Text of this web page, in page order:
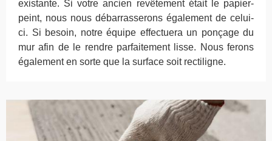
existante. Si votre ancien revêtement était le papier-
peint, nous nous débarrasserons également de celui-
ci. Si besoin, notre équipe effectuera un ponçage du
mur afin de le rendre parfaitement lisse. Nous ferons
également en sorte que la surface soit rectiligne.